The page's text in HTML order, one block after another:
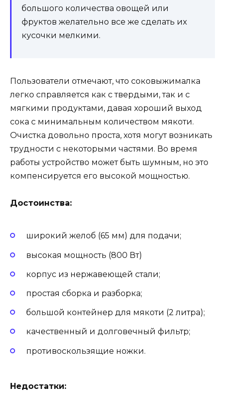
большого количества овощей или
фруктов желательно все же сделать их
кусочки мелкими.
Пользователи отмечают, что соковыжималка
легко справляется как с твердыми, так и с
мягкими продуктами, давая хороший выход
сока с минимальным количеством мякоти.
Очистка довольно проста, хотя могут возникать
трудности с некоторыми частями. Во время
работы устройство может быть шумным, но это
компенсируется его высокой мощностью.
Достоинства:
широкий желоб (65 мм) для подачи;
высокая мощность (800 Вт)
корпус из нержавеющей стали;
простая сборка и разборка;
большой контейнер для мякоти (2 литра);
качественный и долговечный фильтр;
противоскользящие ножки.
Недостатки: